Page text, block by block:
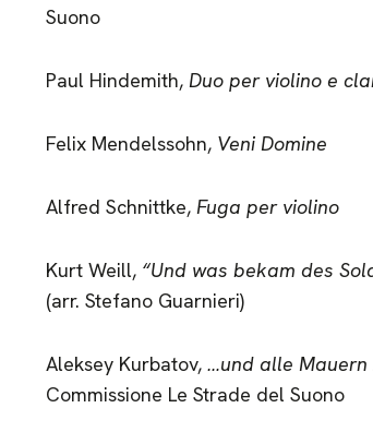
Suono
Paul Hindemith, Duo per violino e
Felix Mendelssohn, Veni Domine
Alfred Schnittke, Fuga per violino
Kurt Weill, “Und was bekam des
(arr. Stefano Guarnieri)
Aleksey Kurbatov, …und alle Mauern
Commissione Le Strade del Suono